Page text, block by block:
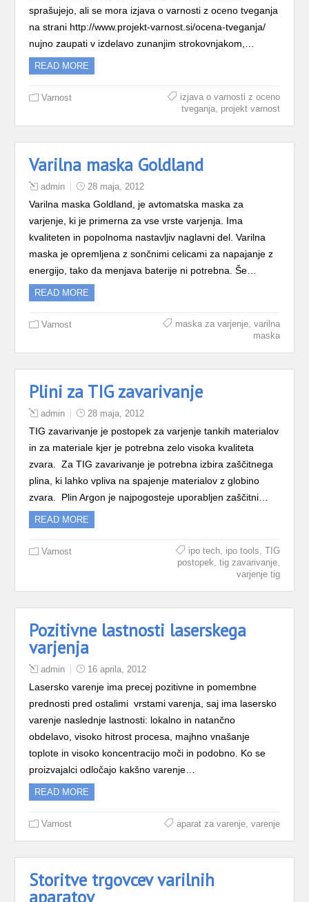
sprašujejo, ali se mora izjava o varnosti z oceno tveganja
na strani http://www.projekt-varnost.si/ocena-tveganja/
nujno zaupati v izdelavo zunanjim strokovnjakom,…
READ MORE
Varnost
izjava o varnosti z oceno
tveganja, projekt varnost
Varilna maska Goldland
admin 28 maja, 2012
Varilna maska Goldland, je avtomatska maska za
varjenje, ki je primerna za vse vrste varjenja. Ima
kvaliteten in popolnoma nastavljiv naglavni del. Varilna
maska je opremljena z sončnimi celicami za napajanje z
energijo, tako da menjava baterije ni potrebna. Še…
READ MORE
Varnost maska za varjenje, varilna
maska
Plini za TIG zavarivanje
admin 28 maja, 2012
TIG zavarivanje je postopek za varjenje tankih materialov
in za materiale kjer je potrebna zelo visoka kvaliteta
zvara. Za TIG zavarivanje je potrebna izbira zaščitnega
plina, ki lahko vpliva na spajenje materialov z globino
zvara. Plin Argon je najpogosteje uporabljen zaščitni…
READ MORE
Varnost ipo tech, ipo tools TIG
postopek tig zavarivanje,
varjenje tig
Pozitivne lastnosti laserskega
varjenja
admin 16 aprila, 2012
Lasersko varenje ima precej pozitivne in pomembne
prednosti pred ostalimi vrstami varenja, saj ima lasersko
varenje naslednje lastnosti: lokalno in natančno
obdelavo, visoko hitrost procesa, majhno vnašanje
toplote in visoko koncentracijo moči in podobno. Ko se
proizvajalci odločajo kakšno varenje…
READ MORE
Varnost aparat za varenje, varenje
Storitve trgovcev varilnih
aparatov